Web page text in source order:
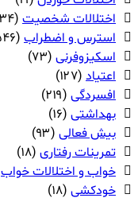
اختلالات شخصیت (۳۴)
استرس و اضطراب (۵۴۶)
اسکیزوفرنی (۷۳)
اعتیاد (۱۲۷)
افسردگی (۲۱۹)
بهداشتی (۱۶)
بیش فعالی (۹۳)
تمرینات رفتاری (۱۸)
خواب و اختلالات خواب
خودکشی (۱۸)